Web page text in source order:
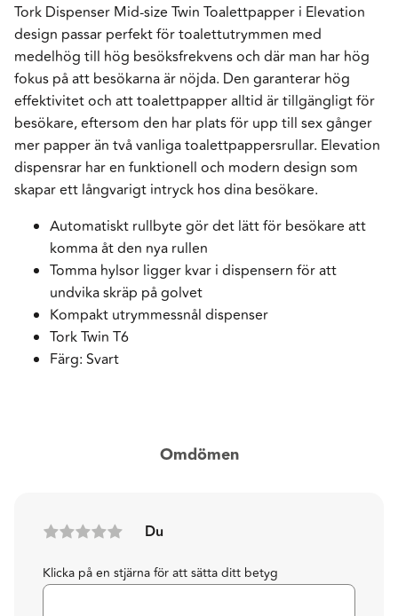
Tork Dispenser Mid-size Twin Toalettpapper i Elevation
design passar perfekt för toalettutrymmen med
medelhög till hög besöksfrekvens och där man har hög
fokus på att besökarna är nöjda. Den garanterar hög
effektivitet och att toalettpapper alltid är tillgängligt för
besökare, eftersom den har plats för upp till sex gånger
mer papper än två vanliga toalettpappersrullar. Elevation
dispensrar har en funktionell och modern design som
skapar ett långvarigt intryck hos dina besökare.
Automatiskt rullbyte gör det lätt för besökare att
komma åt den nya rullen
Tomma hylsor ligger kvar i dispensern för att
undvika skräp på golvet
Kompakt utrymmessnål dispenser
Tork Twin T6
Färg: Svart
Omdömen
Du
Klicka på en stjärna för att sätta ditt betyg